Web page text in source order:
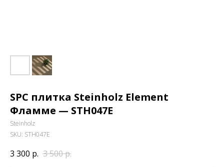
SPC плитка Steinholz Element
Фламме — STH047E
Steinholz
SKU: STH047E
3 300 р. 3 500р.